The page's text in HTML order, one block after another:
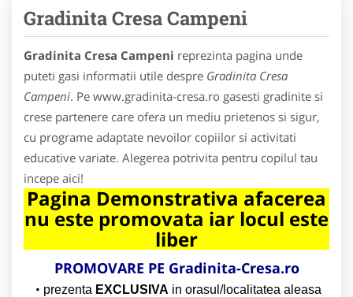
Gradinita Cresa Campeni
Gradinita Cresa Campeni reprezinta pagina unde
puteti gasi informatii utile despre Gradinita Cresa
Campeni. Pe www.gradinita-cresa.ro gasesti gradinite si
crese partenere care ofera un mediu prietenos si sigur,
cu programe adaptate nevoilor copiilor si activitati
educative variate. Alegerea potrivita pentru copilul tau
incepe aici!
Pagina Demonstrativa afacerea
nu este promovata iar locul este
liber
PROMOVARE PE Gradinita-Cresa.ro
prezenta EXCLUSIVA in orasul/localitatea aleasa